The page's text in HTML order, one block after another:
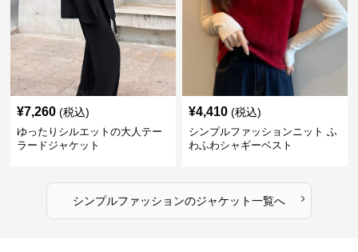
¥7,260 (税込)
ゆったりシルエットの大人テー
ラードジャケット
¥4,410 (税込)
シンプルファッションニット ふ
わふわシャギーベスト
シンプルファッションのジャケット一覧へ ›